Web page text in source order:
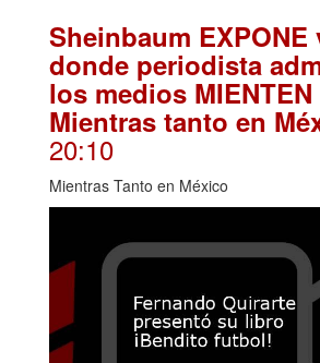
Sheinbaum EXPONE
donde periodista
los medios MIENTEN
Mientras tanto en
20:10
Mientras Tanto en México